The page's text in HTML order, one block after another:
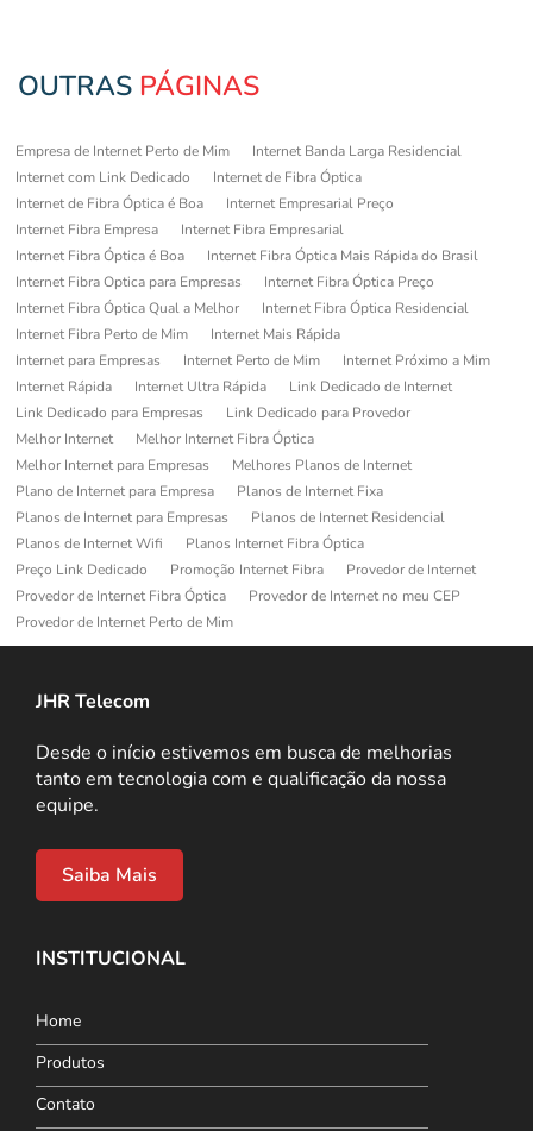
OUTRAS PÁGINAS
Empresa de Internet Perto de Mim
Internet Banda Larga Residencial
Internet com Link Dedicado
Internet de Fibra Óptica
Internet de Fibra Óptica é Boa
Internet Empresarial Preço
Internet Fibra Empresa
Internet Fibra Empresarial
Internet Fibra Óptica é Boa
Internet Fibra Óptica Mais Rápida do Brasil
Internet Fibra Optica para Empresas
Internet Fibra Óptica Preço
Internet Fibra Óptica Qual a Melhor
Internet Fibra Óptica Residencial
Internet Fibra Perto de Mim
Internet Mais Rápida
Internet para Empresas
Internet Perto de Mim
Internet Próximo a Mim
Internet Rápida
Internet Ultra Rápida
Link Dedicado de Internet
Link Dedicado para Empresas
Link Dedicado para Provedor
Melhor Internet
Melhor Internet Fibra Óptica
Melhor Internet para Empresas
Melhores Planos de Internet
Plano de Internet para Empresa
Planos de Internet Fixa
Planos de Internet para Empresas
Planos de Internet Residencial
Planos de Internet Wifi
Planos Internet Fibra Óptica
Preço Link Dedicado
Promoção Internet Fibra
Provedor de Internet
Provedor de Internet Fibra Óptica
Provedor de Internet no meu CEP
Provedor de Internet Perto de Mim
JHR Telecom
Desde o início estivemos em busca de melhorias
tanto em tecnologia com e qualificação da nossa
equipe.
Saiba Mais
INSTITUCIONAL
Home
Produtos
Contato